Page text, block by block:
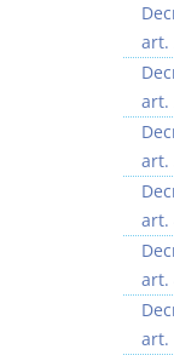
art.
art.
art.
art.
art.
art.
relazione giuridica
Versione ebook